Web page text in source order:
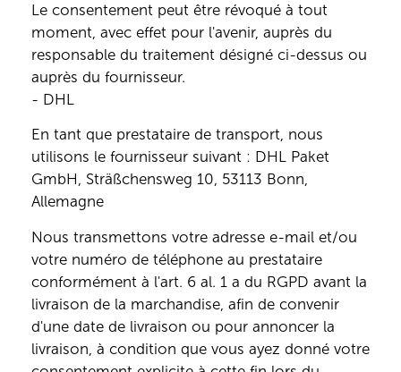
Le consentement peut être révoqué à tout
moment, avec effet pour l'avenir, auprès du
responsable du traitement désigné ci-dessus ou
auprès du fournisseur.
- DHL
En tant que prestataire de transport, nous
utilisons le fournisseur suivant : DHL Paket
GmbH, Sträßchensweg 10, 53113 Bonn,
Allemagne
Nous transmettons votre adresse e-mail et/ou
votre numéro de téléphone au prestataire
conformément à l'art. 6 al. 1 a du RGPD avant la
livraison de la marchandise, afin de convenir
d'une date de livraison ou pour annoncer la
livraison, à condition que vous ayez donné votre